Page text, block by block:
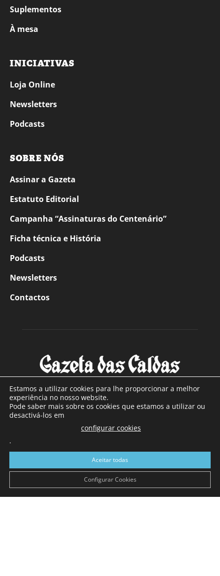
Suplementos
À mesa
INICIATIVAS
Loja Online
Newsletters
Podcasts
SOBRE NÓS
Assinar a Gazeta
Estatuto Editorial
Campanha “Assinaturas do Centenário”
Ficha técnica e História
Podcasts
Newsletters
Contactos
SOBRE NÓS
Com sede nas Caldas da Rainha e mais de 90 anos de
a sul de distrito de Leiria, com mais de 40.000 leitores por
toda a região Oeste. Jornal com distribuição em Portugal
Continental e assinatura online.
Estamos a utilizar cookies para lhe proporcionar a melhor
experiência no nosso website.
Pode saber mais sobre os cookies que estamos a utilizar ou
desactivá-los em
configurar cookies
.
Aceitar todas
Configurar Cookies